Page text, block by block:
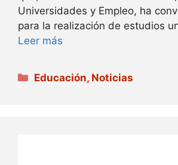
Universidades y Empleo, ha
para la realización de estudios
Leer más
Categorías
Educación, Noticias